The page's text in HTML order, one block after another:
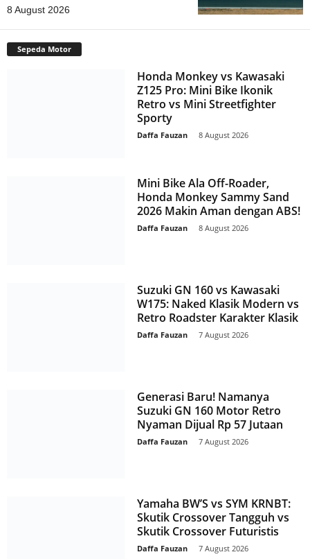
8 August 2026
Sepeda Motor
Honda Monkey vs Kawasaki
Z125 Pro: Mini Bike Ikonik
Retro vs Mini Streetfighter
Sporty
Daffa Fauzan 8 August 2026
Mini Bike Ala Off-Roader,
Honda Monkey Sammy Sand
2026 Makin Aman dengan ABS!
Daffa Fauzan 8 August 2026
Suzuki GN 160 vs Kawasaki
W175: Naked Klasik Modern vs
Retro Roadster Karakter Klasik
Daffa Fauzan 7 August 2026
Generasi Baru! Namanya
Suzuki GN 160 Motor Retro
Nyaman Dijual Rp 57 Jutaan
Daffa Fauzan 7 August 2026
Yamaha BW’S vs SYM KRNBT:
Skutik Crossover Tangguh vs
Skutik Crossover Futuristis
Daffa Fauzan 7 August 2026